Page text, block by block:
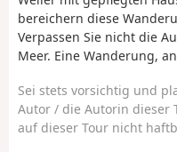
bereichern diese
Verpassen Sie nicht die
Meer. Eine Wanderung,
Sei stets vorsichtig und
Autor / die Autorin dieser
auf dieser Tour nicht